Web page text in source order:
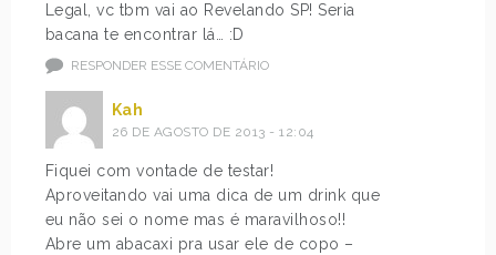
Legal, vc tbm vai ao Revelando SP! Seria
bacana te encontrar lá… :D
RESPONDER ESSE COMENTÁRIO
Kah
26 DE AGOSTO DE 2013 - 12:04
Fiquei com vontade de testar!
Aproveitando vai uma dica de um drink que
eu não sei o nome mas é maravilhoso!!
Abre um abacaxi pra usar ele de copo –